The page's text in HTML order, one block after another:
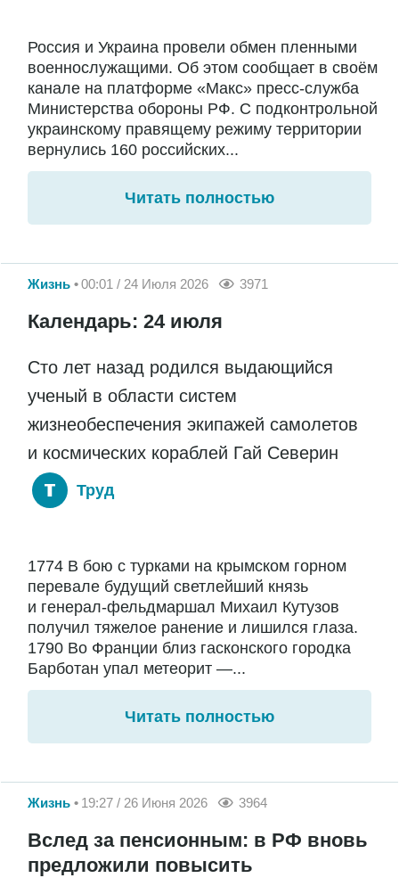
Россия и Украина провели обмен пленными
военнослужащими. Об этом сообщает в своём
канале на платформе «Макс» пресс-служба
Министерства обороны РФ. С подконтрольной
украинскому правящему режиму территории
вернулись 160 российских...
Читать полностью
Жизнь 00:01 / 24 Июля 2026 3971
Календарь: 24 июля
Сто лет назад родился выдающийся
ученый в области систем
жизнеобеспечения экипажей самолетов
и космических кораблей Гай Северин
Труд
1774 В бою с турками на крымском горном
перевале будущий светлейший князь
и генерал-фельдмаршал Михаил Кутузов
получил тяжелое ранение и лишился глаза.
1790 Во Франции близ гасконского городка
Барботан упал метеорит —...
Читать полностью
Жизнь 19:27 / 26 Июня 2026 3964
Вслед за пенсионным: в РФ вновь
предложили повысить